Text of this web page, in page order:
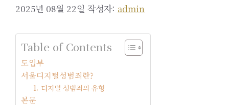
2025년 08월 22일 작성자: admin
Table of Contents
도입부
서울디지털성범죄란?
1. 디지털 성범죄의 유형
본문